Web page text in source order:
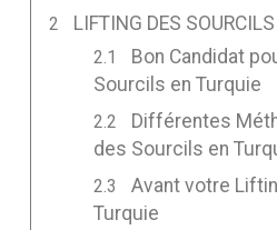
LIFTING DES
Bon Candidat
Sourcils en Turquie
Différentes
des Sourcils en
Avant votre
Turquie